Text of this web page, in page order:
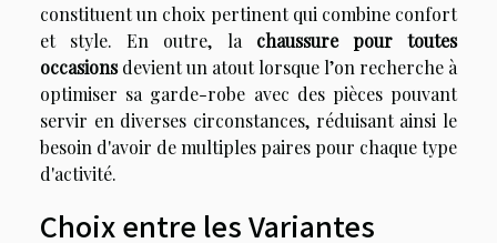
constituent un choix pertinent qui combine confort
et style. En outre, la chaussure pour toutes
occasionsdevient un atout lorsque l’on recherche à
optimiser sa garde-robe avec des pièces pouvant
servir en diverses circonstances, réduisant ainsi le
besoin d'avoir de multiples paires pour chaque type
d'activité.
Choix entre les Variantes